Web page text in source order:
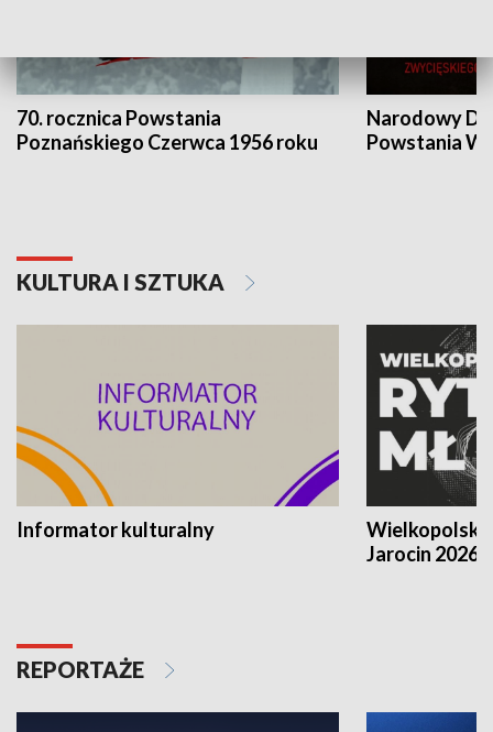
70. rocznica Powstania
Poznańskiego Czerwca 1956 roku
Narodowy
Powstania
KULTURA I SZTUKA
Informator kulturalny
Jarocin 2026
REPORTAŻE